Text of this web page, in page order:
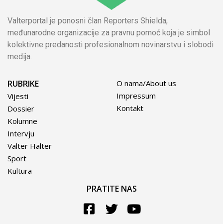
Valterportal je ponosni član Reporters Shielda,
međunarodne organizacije za pravnu pomoć koja je simbol
kolektivne predanosti profesionalnom novinarstvu i slobodi
medija.
RUBRIKE
Vijesti
Dossier
Kolumne
Intervju
Valter Halter
Sport
Kultura
O nama/About us
Impressum
Kontakt
PRATITE NAS